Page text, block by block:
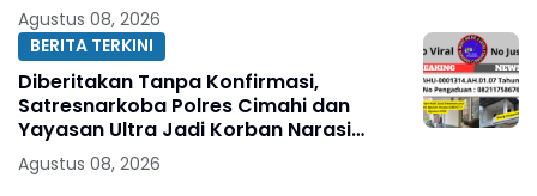
Agustus 08, 2026
BERITA TERKINI
Diberitakan Tanpa Konfirmasi,
Satresnarkoba Polres Cimahi dan
Yayasan Ultra Jadi Korban Narasi
Sepihak
Agustus 08, 2026